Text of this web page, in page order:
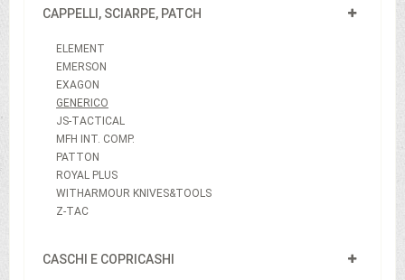
CAPPELLI, SCIARPE, PATCH
ELEMENT
EMERSON
EXAGON
GENERICO
JS-TACTICAL
MFH INT. COMP.
PATTON
ROYAL PLUS
WITHARMOUR KNIVES&TOOLS
Z-TAC
CASCHI E COPRICASHI